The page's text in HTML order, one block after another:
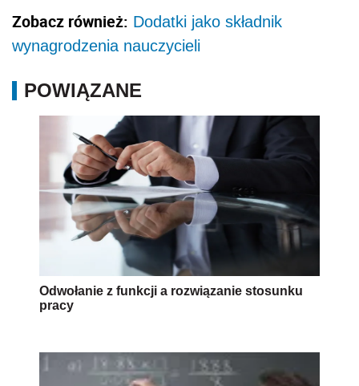
Zobacz również: Dodatki jako składnik
wynagrodzenia nauczycieli
POWIĄZANE
Odwołanie z funkcji a rozwiązanie stosunku
pracy